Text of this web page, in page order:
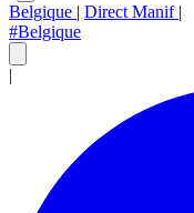
Belgique | Direct Manif |
#Belgique
|